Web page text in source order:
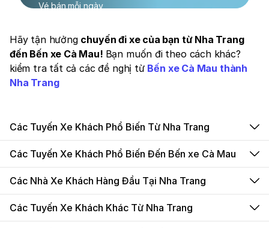
Vé bán mỗi ngày
Hãy tận hưởng chuyến đi xe của bạn từ Nha Trang
đến Bến xe Cà Mau! Bạn muốn đi theo cách khác?
kiểm tra tất cả các đề nghị từ Bến xe Cà Mau thành
Nha Trang
Các Tuyến Xe Khách Phổ Biến Từ Nha Trang
Các Tuyến Xe Khách Phổ Biến Đến Bến xe Cà Mau
Các Nhà Xe Khách Hàng Đầu Tại Nha Trang
Các Tuyến Xe Khách Khác Từ Nha Trang